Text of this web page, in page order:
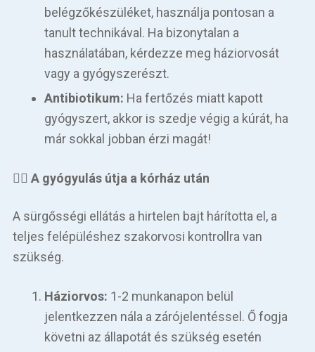
belégzőkészüléket, használja pontosan a
tanult technikával. Ha bizonytalan a
használatában, kérdezze meg háziorvosát
vagy a gyógyszerészt.
Antibiotikum: Ha fertőzés miatt kapott
gyógyszert, akkor is szedje végig a kúrát, ha
már sokkal jobban érzi magát!
👨‍ ⚕️ A gyógyulás útja a kórház után
A sürgősségi ellátás a hirtelen bajt hárította el, a
teljes felépüléshez szakorvosi kontrollra van
szükség.
Háziorvos: 1-2 munkanapon belül
jelentkezzen nála a zárójelentéssel. Ő fogja
követni az állapotát és szükség esetén